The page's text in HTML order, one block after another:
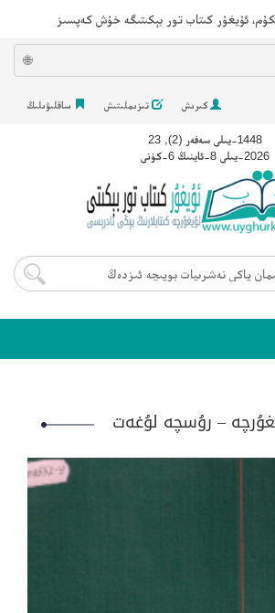
ئۇيغۇر كىتاب تور بېكىتىگە خۇش كەپسىز
🌐
كىرىش تىزىملىتىش ساقلىۋىلىڭ
1448-يىلى سەفەر (2), 23
2026-يىلى 8-ئاينىڭ 6-كۈنى
– رۇسچە لۇغەت